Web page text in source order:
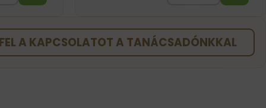
A KAPCSOLATOT A TANÁCSADÓNKKAL